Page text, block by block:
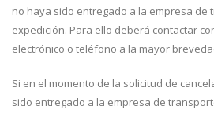
no haya sido entregado a la empresa de
expedición. Para ello deberá contactar
electrónico o teléfono a la mayor
Si en el momento de la solicitud de
sido entregado a la empresa de